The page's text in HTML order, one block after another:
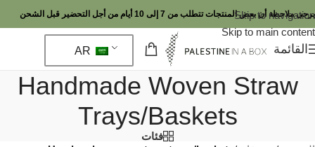
Skip to navigation
Skip to main content
يرجى ملاحظة أن بعض المنتجات تتطلب من 7 إلى 10 أيام من أجل التحضير قبل الشحن
القائمة
Handmade Woven Straw
Trays/baskets
فئات